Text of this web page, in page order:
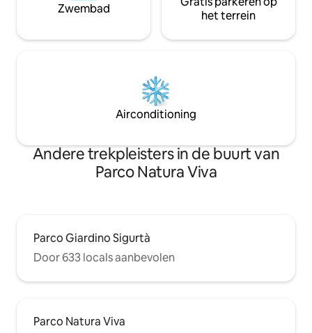
Zwembad
het terrein
Airconditioning
Andere trekpleisters in de buurt van
Parco Natura Viva
Parco Giardino Sigurtà
Door 633 locals aanbevolen
Parco Natura Viva